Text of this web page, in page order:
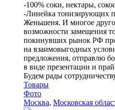
-100% соки, нектары,
-Линейка тонизирующих
Женьшеня. И многое
возможности замещения
покинувших рынок РФ
на взаимовыгодных
предложения, отправлю
в виде презентации и
Будем рады
Товары
Фото
Москва, Московская